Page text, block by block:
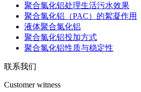
聚合氯化铝处理生活污水效果
聚合氯化铝（PAC）的絮凝作用
液体聚合氯化铝
聚合氯化铝投加方式
聚合氯化铝性质与稳定性
联系我们
Customer witness